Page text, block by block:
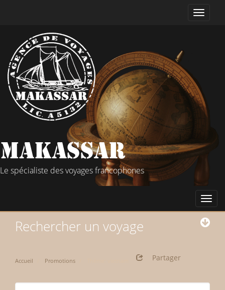
Le spécialiste des voyages francophones
Rechercher un voyage
Accueil Promotions Partager